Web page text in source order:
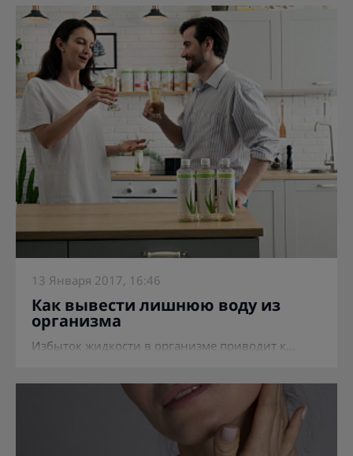
13 Января 2017, 16:46
Как вывести лишнюю воду из
организма
Избыток жидкости в организме приводит к...